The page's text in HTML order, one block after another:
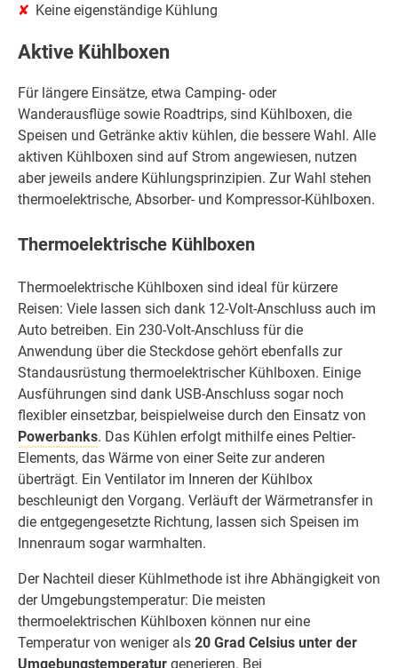
Keine eigenständige Kühlung
Aktive Kühlboxen
Für längere Einsätze, etwa Camping- oder
Wanderausflüge sowie Roadtrips, sind Kühlboxen, die
Speisen und Getränke aktiv kühlen, die bessere Wahl. Alle
aktiven Kühlboxen sind auf Strom angewiesen, nutzen
aber jeweils andere Kühlungsprinzipien. Zur Wahl stehen
thermoelektrische, Absorber- und Kompressor-Kühlboxen.
Thermoelektrische Kühlboxen
Thermoelektrische Kühlboxen sind ideal für kürzere
Reisen: Viele lassen sich dank 12-Volt-Anschluss auch im
Auto betreiben. Ein 230-Volt-Anschluss für die
Anwendung über die Steckdose gehört ebenfalls zur
Standausrüstung thermoelektrischer Kühlboxen. Einige
Ausführungen sind dank USB-Anschluss sogar noch
flexibler einsetzbar, beispielweise durch den Einsatz von
Powerbanks. Das Kühlen erfolgt mithilfe eines Peltier-
Elements, das Wärme von einer Seite zur anderen
überträgt. Ein Ventilator im Inneren der Kühlbox
beschleunigt den Vorgang. Verläuft der Wärmetransfer in
die entgegengesetzte Richtung, lassen sich Speisen im
Innenraum sogar warmhalten.
Der Nachteil dieser Kühlmethode ist ihre Abhängigkeit von
der Umgebungstemperatur: Die meisten
thermoelektrischen Kühlboxen können nur eine
Temperatur von weniger als 20 Grad Celsius unter der
Umgebungstemperatur generieren. Bei